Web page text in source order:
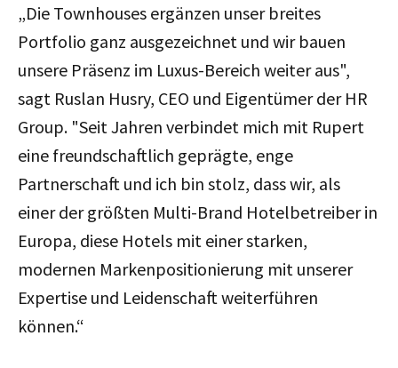
„Die Townhouses ergänzen unser breites
Portfolio ganz ausgezeichnet und wir bauen
unsere Präsenz im Luxus-Bereich weiter aus",
sagt Ruslan Husry, CEO und Eigentümer der HR
Group. "Seit Jahren verbindet mich mit Rupert
eine freundschaftlich geprägte, enge
Partnerschaft und ich bin stolz, dass wir, als
einer der größten Multi-Brand Hotelbetreiber in
Europa, diese Hotels mit einer starken,
modernen Markenpositionierung mit unserer
Expertise und Leidenschaft weiterführen
können.“